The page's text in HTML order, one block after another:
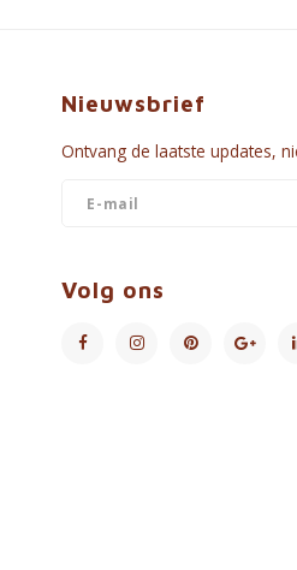
Nieuwsbrief
Ontvang de laatste updates,
Volg ons